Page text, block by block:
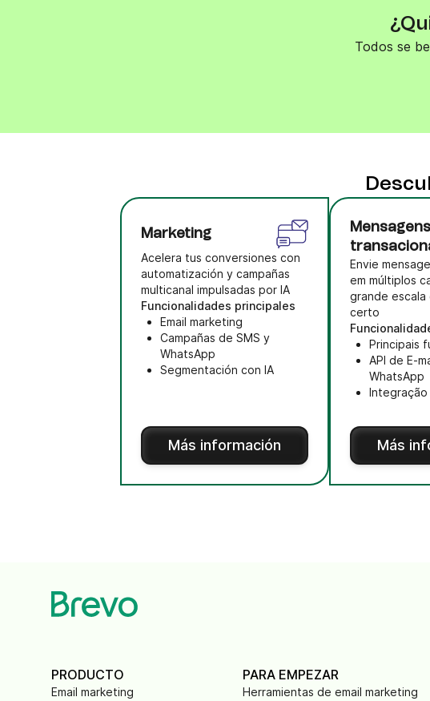
Todos se
Marketing
Acelera tus conversiones con
automatización y campañas
multicanal impulsadas por IA
Funcionalidades principales
Email marketing
Campañas de SMS y
WhatsApp
Segmentación con IA
Más información
Mensagens
Envie
em múltiplos
grande escala
certo
Principais
API de E-
WhatsApp
Integração
Más
PRODUCTO
Email marketing
PARA EMPEZAR
Herramientas de email marketing